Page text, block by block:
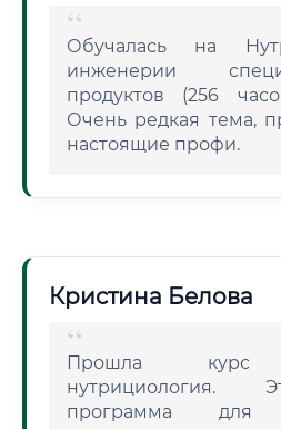
Обучалась на
инженерии
продуктов (256
Очень редкая тема,
настоящие профи.
Кристина Белова
Прошла курс
нутрициология.
программа для